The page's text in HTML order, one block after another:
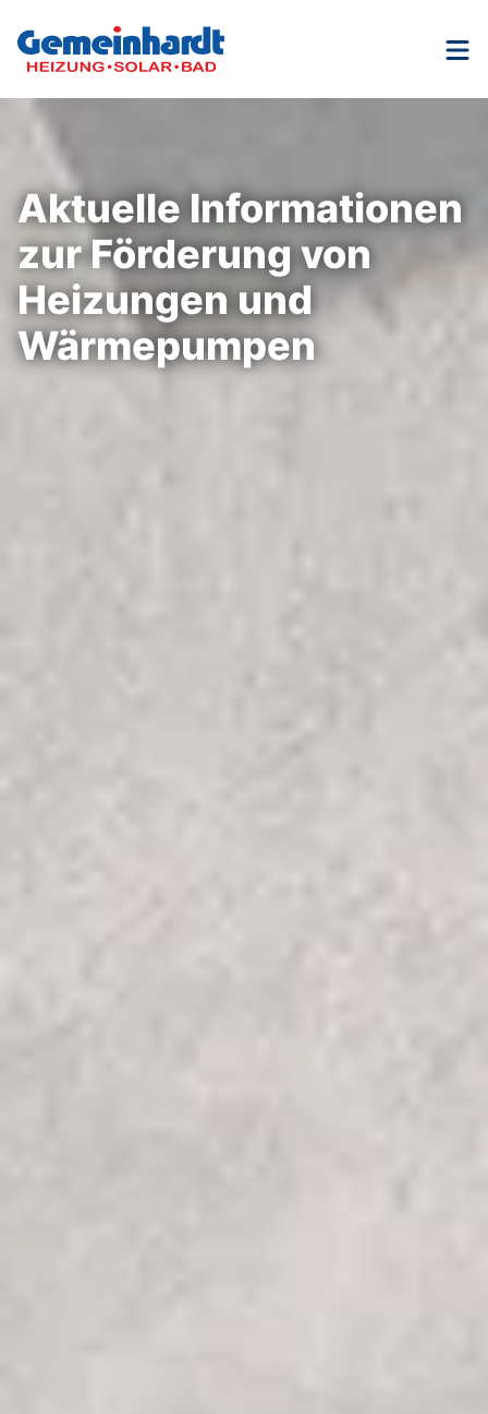
Aktuelle Informationen
zur Förderung von
Heizungen und
Wärmepumpen